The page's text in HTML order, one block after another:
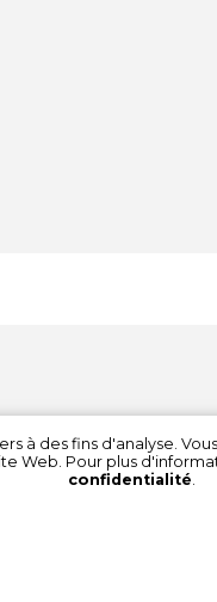
à des fins d'analyse.
Web. Pour plus
confidentialité.